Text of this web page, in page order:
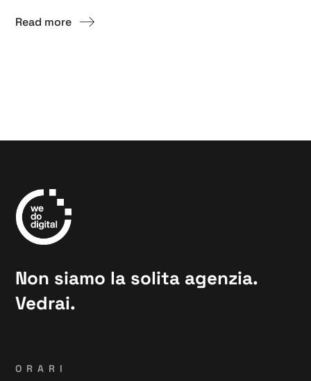
Read more
Non siamo la solita agenzia.
Vedrai.
ORARI